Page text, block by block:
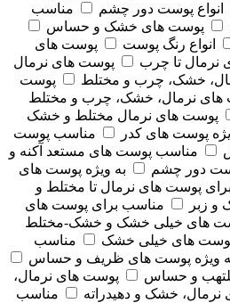
انواع پوست دور چشم
مناسب
پوست های خشک و حساس
انواع رنگ پوست
پوست های
نرمال تا چرب
پوست های نرمال
خشک، چرب و مختلط
پوست
های نرمال، خشک، چرب و مختلط
پوست های نرمال مختلط و خشک
پوست های کدر
مناسب پوست
مناسب پوست های مستعد آکنه و
دور چشم
به ویژه پوست های
پوست های نرمال تا مختلط و
زبر
مناسب برای پوست های
های خیلی خشک و خشک-مختلط
های خیلی خشک
مناسب
ویژه پوست های ظریف و حساس
و حساس
پوست های نرمال،
خشک و دهیدراته
مناسب